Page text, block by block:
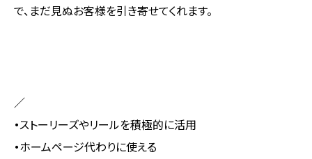
で、まだ見ぬお客様を引き寄せてくれます。
／
・ストーリーズやリールを積極的に活用
・ホームページ代わりに使える